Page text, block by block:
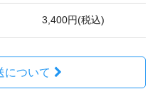
3,400円(税込)
について